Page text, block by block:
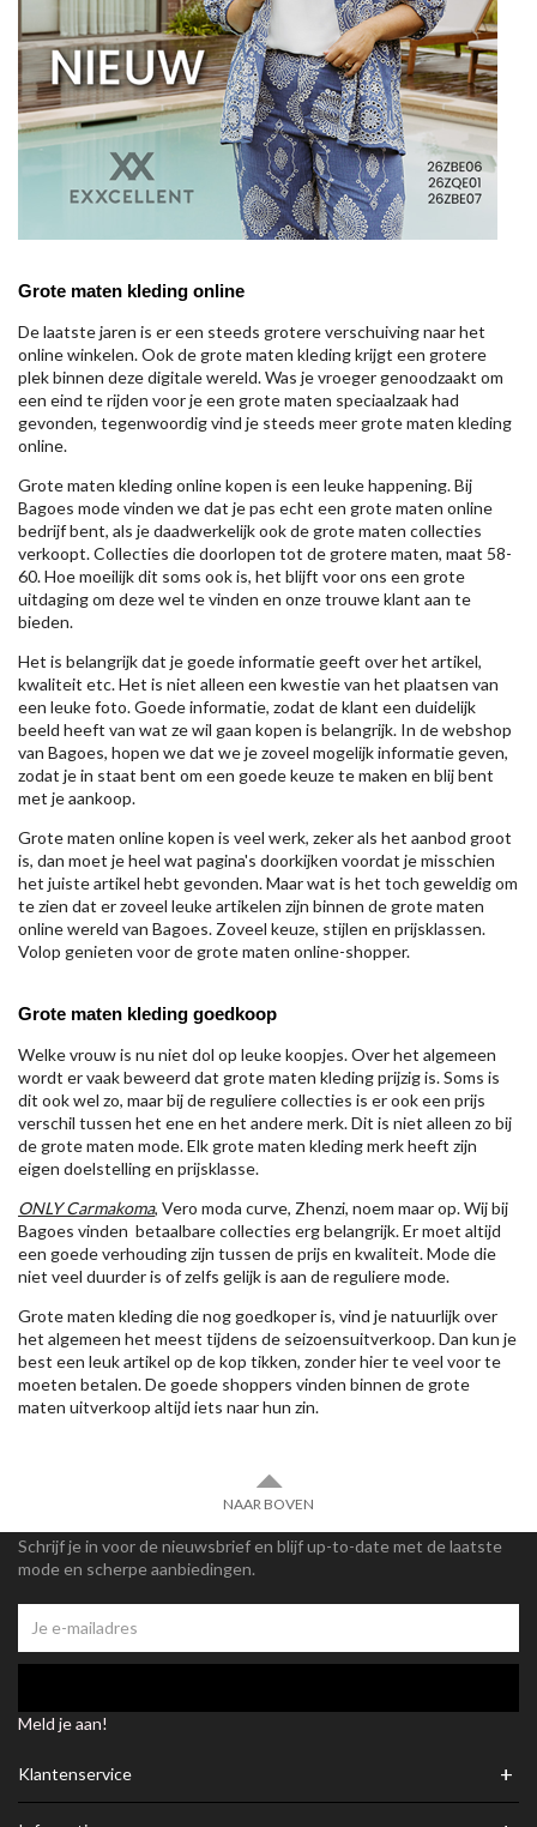
Grote maten kleding online
De laatste jaren is er een steeds grotere verschuiving naar het
online winkelen. Ook de grote maten kleding krijgt een grotere
plek binnen deze digitale wereld. Was je vroeger genoodzaakt om
een eind te rijden voor je een grote maten speciaalzaak had
gevonden, tegenwoordig vind je steeds meer grote maten kleding
online.
Grote maten kleding online kopen is een leuke happening. Bij
Bagoes mode vinden we dat je pas echt een grote maten online
bedrijf bent, als je daadwerkelijk ook de grote maten collecties
verkoopt. Collecties die doorlopen tot de grotere maten, maat 58-
60. Hoe moeilijk dit soms ook is, het blijft voor ons een grote
uitdaging om deze wel te vinden en onze trouwe klant aan te
bieden.
Het is belangrijk dat je goede informatie geeft over het artikel,
kwaliteit etc. Het is niet alleen een kwestie van het plaatsen van
een leuke foto. Goede informatie, zodat de klant een duidelijk
beeld heeft van wat ze wil gaan kopen is belangrijk. In de webshop
van Bagoes, hopen we dat we je zoveel mogelijk informatie geven,
zodat je in staat bent om een goede keuze te maken en blij bent
met je aankoop.
Grote maten online kopen is veel werk, zeker als het aanbod groot
is, dan moet je heel wat pagina's doorkijken voordat je misschien
het juiste artikel hebt gevonden. Maar wat is het toch geweldig om
te zien dat er zoveel leuke artikelen zijn binnen de grote maten
online wereld van Bagoes. Zoveel keuze, stijlen en prijsklassen.
Volop genieten voor de grote maten online-shopper.
Grote maten kleding goedkoop
Welke vrouw is nu niet dol op leuke koopjes. Over het algemeen
wordt er vaak beweerd dat grote maten kleding prijzig is. Soms is
dit ook wel zo, maar bij de reguliere collecties is er ook een prijs
verschil tussen het ene en het andere merk. Dit is niet alleen zo bij
de grote maten mode. Elk grote maten kleding merk heeft zijn
eigen doelstelling en prijsklasse.
ONLY Carmakoma, Vero moda curve, Zhenzi, noem maar op. Wij bij
Bagoes vinden betaalbare collecties erg belangrijk. Er moet altijd
een goede verhouding zijn tussen de prijs en kwaliteit. Mode die
niet veel duurder is of zelfs gelijk is aan de reguliere mode.
Grote maten kleding die nog goedkoper is, vind je natuurlijk over
het algemeen het meest tijdens de seizoensuitverkoop. Dan kun je
best een leuk artikel op de kop tikken, zonder hier te veel voor te
moeten betalen. De goede shoppers vinden binnen de grote
maten uitverkoop altijd iets naar hun zin.
NAAR BOVEN
Schrijf je in voor de nieuwsbrief en blijf up-to-date met de laatste
mode en scherpe aanbiedingen.
Meld je aan!
Klantenservice +